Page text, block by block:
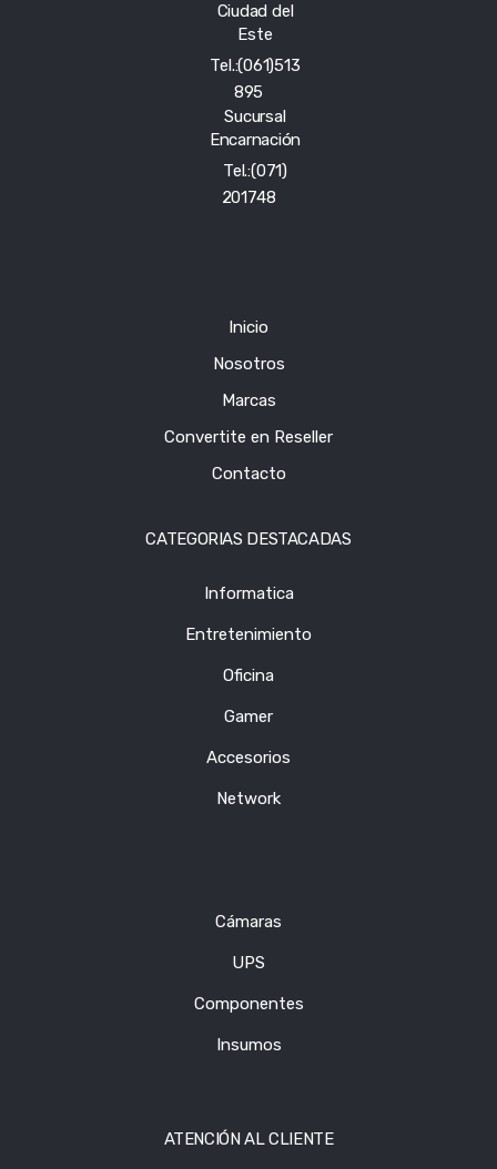
Ciudad del
Este
Tel.:(061)513
895
Sucursal
Encarnación
Tel.:(071)
201748
Inicio
Nosotros
Marcas
Convertite en Reseller
Contacto
CATEGORIAS DESTACADAS
Informatica
Entretenimiento
Oficina
Gamer
Accesorios
Network
Cámaras
UPS
Componentes
Insumos
ATENCIÓN AL CLIENTE